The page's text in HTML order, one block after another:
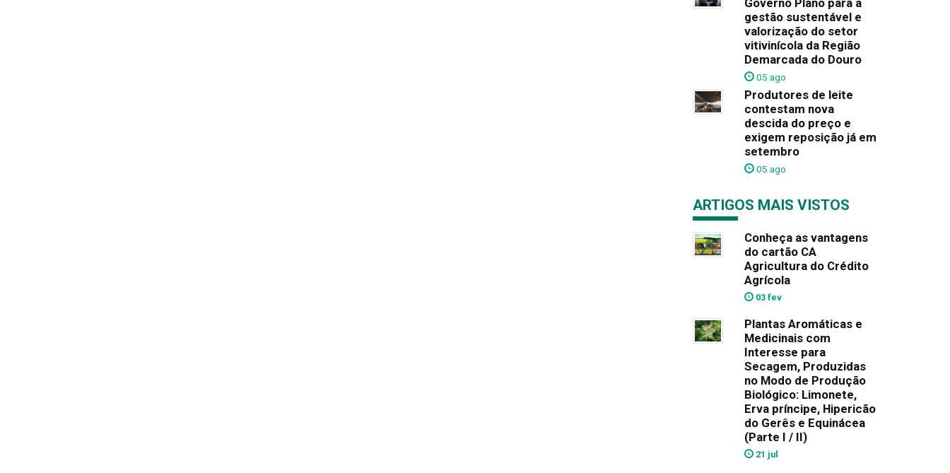
Governo Plano para a
gestão sustentável e
valorização do setor
vitivinícola da Região
Demarcada do Douro
05 ago
Produtores de leite
contestam nova
descida do preço e
exigem reposição já em
setembro
05 ago
ARTIGOS MAIS VISTOS
Conheça as vantagens
do cartão CA
Agricultura do Crédito
Agrícola
03 fev
Plantas Aromáticas e
Medicinais com
Interesse para
Secagem, Produzidas
no Modo de Produção
Biológico: Limonete,
Erva príncipe, Hipericão
do Gerês e Equinácea
(Parte I / II)
21 jul